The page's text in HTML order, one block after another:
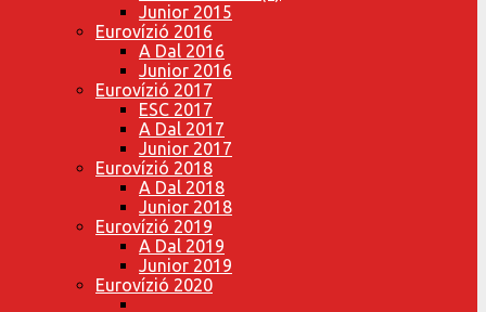
Junior 2015
Eurovízió 2016
A Dal 2016
Junior 2016
Eurovízió 2017
ESC 2017
A Dal 2017
Junior 2017
Eurovízió 2018
A Dal 2018
Junior 2018
Eurovízió 2019
A Dal 2019
Junior 2019
Eurovízió 2020